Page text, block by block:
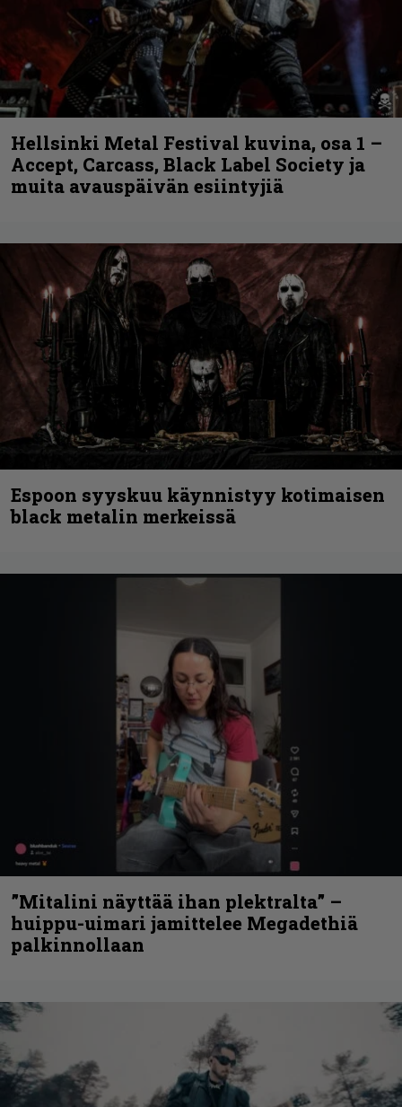
Hellsinki Metal Festival kuvina, osa 1 –
Accept, Carcass, Black Label Society ja
muita avauspäivän esiintyjiä
Espoon syyskuu käynnistyy kotimaisen
black metalin merkeissä
”Mitalini näyttää ihan plektralta” –
huippu-uimari jamittelee Megadethiä
palkinnollaan